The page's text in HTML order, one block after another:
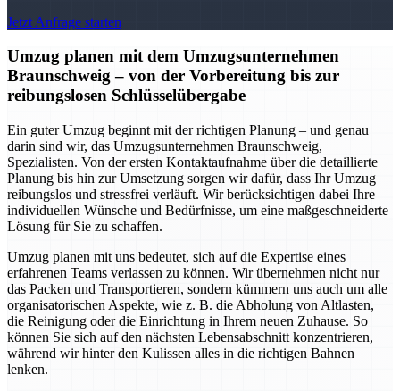
Jetzt Anfrage starten
Umzug planen mit dem Umzugsunternehmen
Braunschweig – von der Vorbereitung bis zur
reibungslosen Schlüsselübergabe
Ein guter Umzug beginnt mit der richtigen Planung – und genau
darin sind wir, das Umzugsunternehmen Braunschweig,
Spezialisten. Von der ersten Kontaktaufnahme über die detaillierte
Planung bis hin zur Umsetzung sorgen wir dafür, dass Ihr Umzug
reibungslos und stressfrei verläuft. Wir berücksichtigen dabei Ihre
individuellen Wünsche und Bedürfnisse, um eine maßgeschneiderte
Lösung für Sie zu schaffen.
Umzug planen mit uns bedeutet, sich auf die Expertise eines
erfahrenen Teams verlassen zu können. Wir übernehmen nicht nur
das Packen und Transportieren, sondern kümmern uns auch um alle
organisatorischen Aspekte, wie z. B. die Abholung von Altlasten,
die Reinigung oder die Einrichtung in Ihrem neuen Zuhause. So
können Sie sich auf den nächsten Lebensabschnitt konzentrieren,
während wir hinter den Kulissen alles in die richtigen Bahnen
lenken.